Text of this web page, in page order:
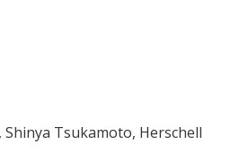
Tsukamoto, Herschell